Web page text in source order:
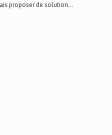
proposer de solution...